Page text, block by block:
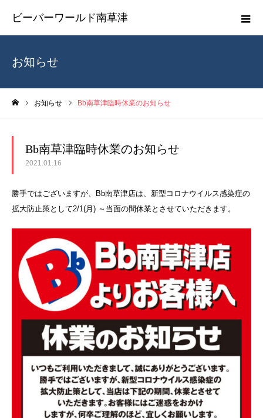
ビーバーワールド南草津
お知らせ
お知らせ Bb南草津臨時休業のお知らせ
Bb南草津臨時休業のお知らせ
2021.01.16
勝手ではございますが、Bb南草津店は、新型コロナウイルス感染症の
拡大防止策として2/1(月) ～当面の間休業とさせていただきます。